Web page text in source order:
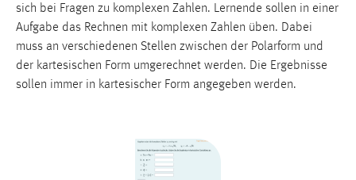
sich bei Fragen zu komplexen Zahlen. Lernende sollen in einer
Aufgabe das Rechnen mit komplexen Zahlen üben. Dabei
muss an verschiedenen Stellen zwischen der Polarform und
der kartesischen Form umgerechnet werden. Die Ergebnisse
sollen immer in kartesischer Form angegeben werden.